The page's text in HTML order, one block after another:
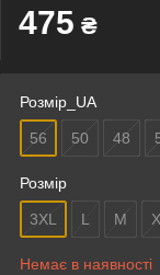
475 ₴
Розмір_UA
56 50 48
Розмір
3XL L M
Немає в наявності